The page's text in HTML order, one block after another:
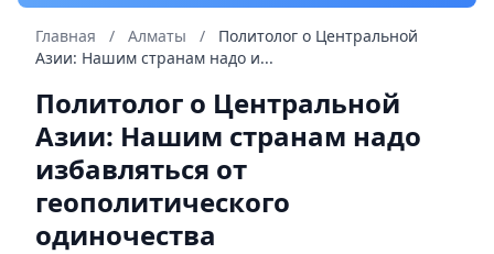
Главная / Алматы /
Политолог о Центральной
Азии: Нашим странам надо и...
Политолог о Центральной
Азии: Нашим странам надо
избавляться от
геополитического
одиночества